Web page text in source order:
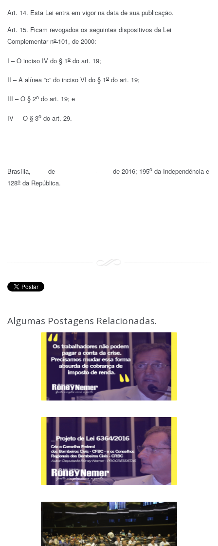
Art. 14. Esta Lei entra em vigor na data de sua publicação.
Art. 15. Ficam revogados os seguintes dispositivos da Lei
Complementar no 101, de 2000:
I – O inciso IV do § 1o do art. 19;
II – A alínea “c” do inciso VI do § 1o do art. 19;
III – O § 2o do art. 19; e
IV – O § 3o do art. 29.
Brasília, de de 2016; 195o da Independência e
128o da República.
Algumas Postagens Relacionadas.